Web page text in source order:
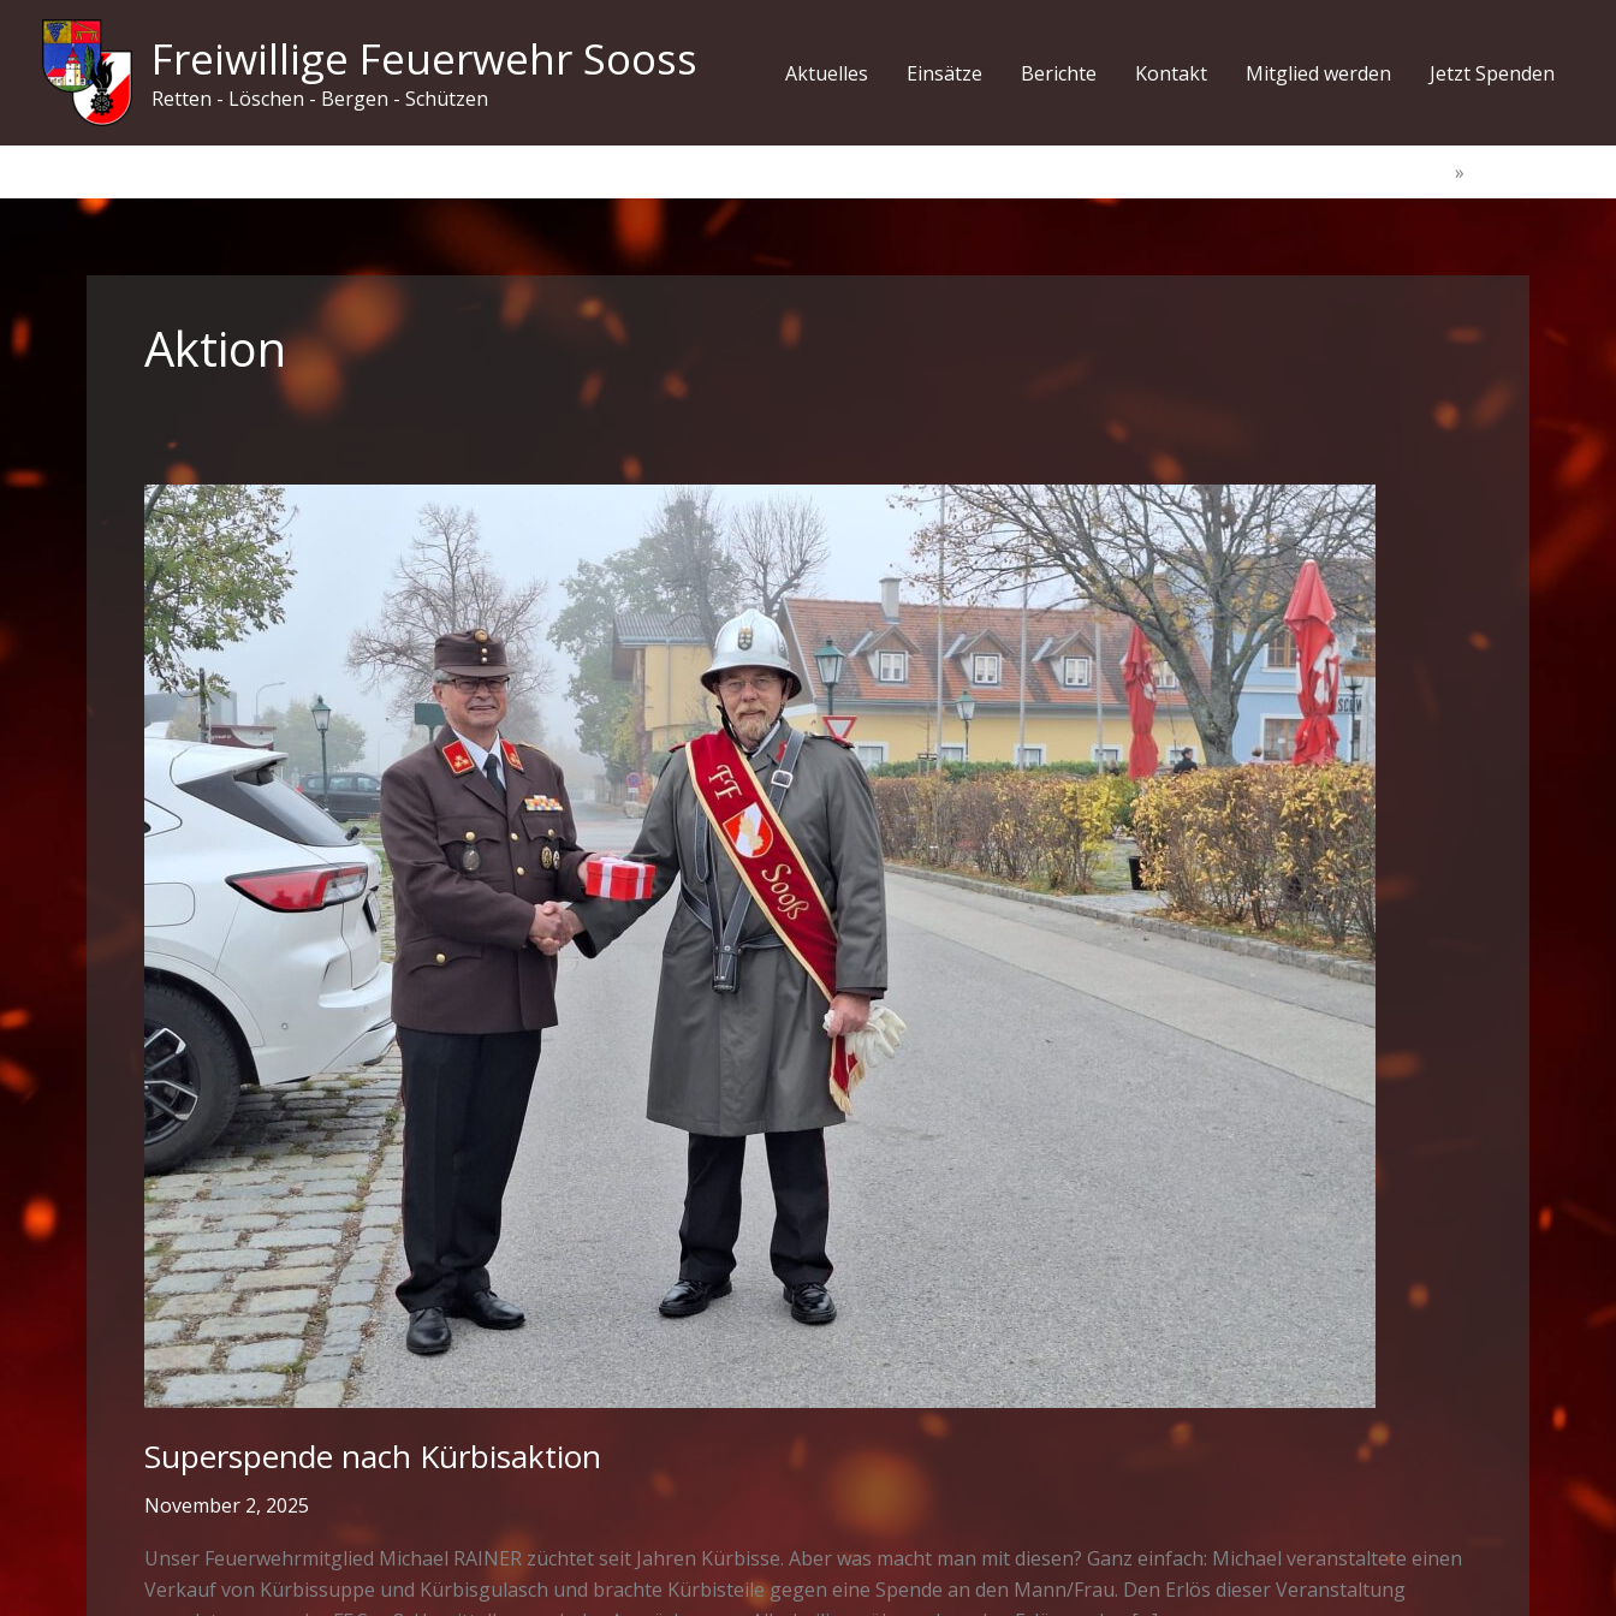
Inhalt
springen
Freiwillige Feuerwehr Sooss
Retten - Löschen - Bergen - Schützen
Aktuelles Einsätze Berichte Kontakt Mitglied werden Jetzt Spenden
Aktion
Superspende nach Kürbisaktion
November 2, 2025
Unser Feuerwehrmitglied Michael RAINER züchtet seit Jahren Kürbisse. Aber was macht man mit diesen? Ganz einfach: Michael veranstaltete einen
Verkauf von Kürbissuppe und Kürbisgulasch und brachte Kürbisteile gegen eine Spende an den Mann/Frau. Den Erlös dieser Veranstaltung